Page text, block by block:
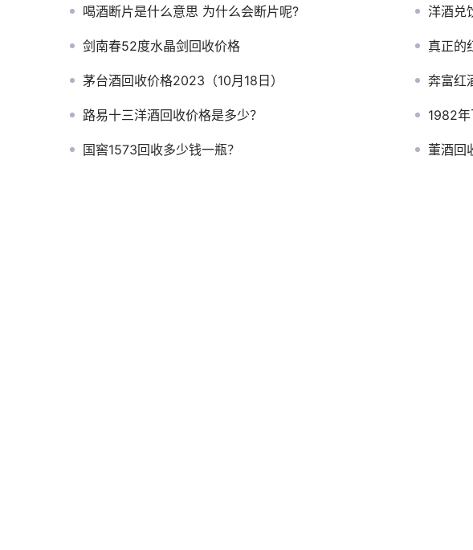
喝酒断片是什么意思 为什么会断片呢? 洋酒兑
剑南春52度水晶剑回收价格 真正的
茅台酒回收价格2023（10月18日） 奔富红
路易十三洋酒回收价格是多少？ 1982
国窖1573回收多少钱一瓶？ 董酒回